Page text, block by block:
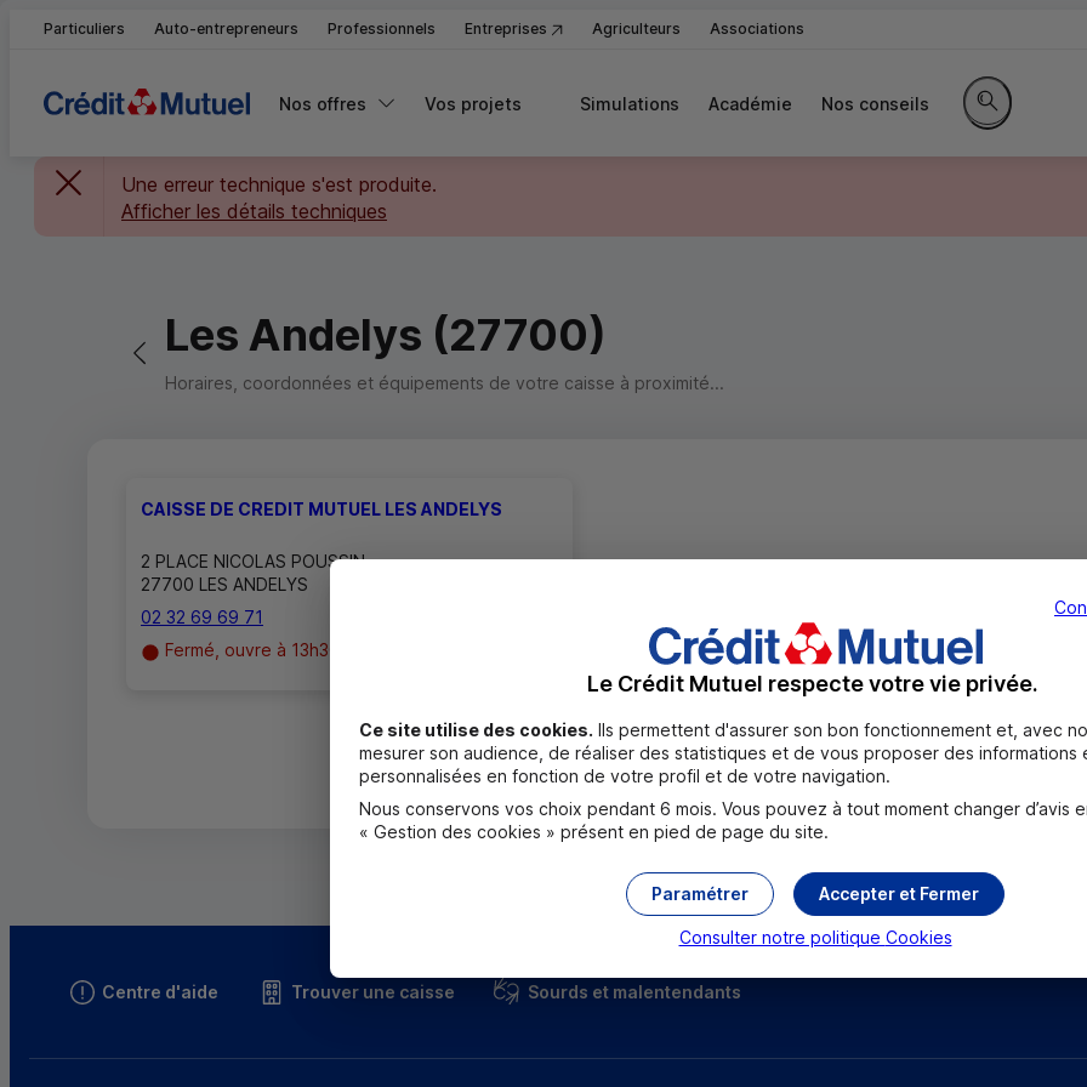
Particuliers Auto-entrepreneurs Professionnels Entreprises Agriculteurs Associations
Nos offres Vos projets Simulations Académie Nos conseils
Rechercher
Une erreur technique s'est produite.
Afficher les détails techniques
Retour vers la page précédente
Les Andelys (27700)
Horaires, coordonnées et équipements de votre caisse à proximité...
CAISSE DE CREDIT MUTUEL LES ANDELYS
2 PLACE NICOLAS POUSSIN
27700 LES ANDELYS
02 32 69 69 71
Fermé, ouvre à 13h30
Toutes les localités
Centre d'aide Trouver une caisse Sourds et malentendants
Le Crédit Mutuel respecte votre vie privée.
Ce site utilise des cookies. Ils permettent d'assurer son bon fonctionnement et, avec
mesurer son audience, de réaliser des statistiques et de vous proposer des informations
personnalisées en fonction de votre profil et de votre navigation.
Nous conservons vos choix pendant 6 mois. Vous pouvez à tout moment changer d’avis
« Gestion des cookies » présent en pied de page du site.
Accepter et Fermer
Paramétrer
Consulter notre politique Cookies